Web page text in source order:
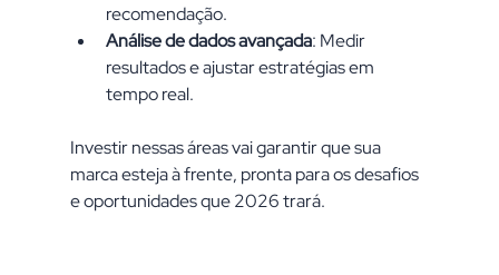
recomendação.
Análise de dados avançada: Medir
resultados e ajustar estratégias em
tempo real.
Investir nessas áreas vai garantir que sua
marca esteja à frente, pronta para os desafios
e oportunidades que 2026 trará.